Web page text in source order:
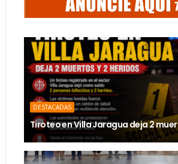
DESTACADAS
Tiroteo en Villa Jaragua deja 2